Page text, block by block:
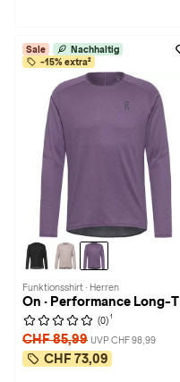
Sale
Nachhaltig
-15% extra²
Funktionsshirt · Herren
On · Performance Long-T
(0) 1
CHF 85,99 UVP CHF 98,99
CHF 73,09